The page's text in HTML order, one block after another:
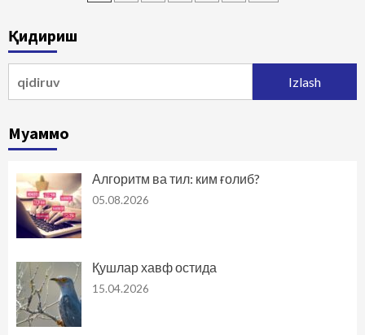
Қидириш
Муаммо
Алгоритм ва тил: ким ғолиб?
05.08.2026
Қушлар хавф остида
15.04.2026